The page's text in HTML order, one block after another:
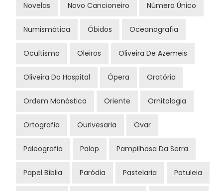
Novelas Novo Cancioneiro Número Único
Numismática Óbidos Oceanografia
Ocultismo Oleiros Oliveira De Azemeis
Oliveira Do Hospital Ópera Oratória
Ordem Monástica Oriente Ornitologia
Ortografia Ourivesaria Ovar
Paleografia Palop Pampilhosa Da Serra
Papel Bíblia Paródia Pastelaria Patuleia